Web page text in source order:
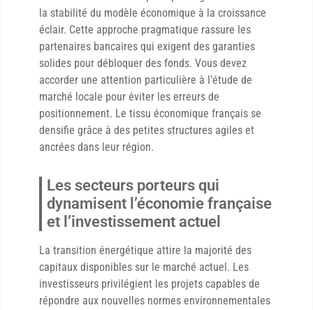
la stabilité du modèle économique à la croissance
éclair. Cette approche pragmatique rassure les
partenaires bancaires qui exigent des garanties
solides pour débloquer des fonds. Vous devez
accorder une attention particulière à l’étude de
marché locale pour éviter les erreurs de
positionnement. Le tissu économique français se
densifie grâce à des petites structures agiles et
ancrées dans leur région.
Les secteurs porteurs qui
dynamisent l’économie française
et l’investissement actuel
La transition énergétique attire la majorité des
capitaux disponibles sur le marché actuel. Les
investisseurs privilégient les projets capables de
répondre aux nouvelles normes environnementales